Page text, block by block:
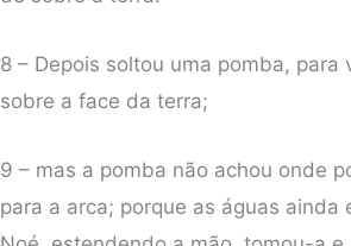
8 – Depois soltou uma pomba,
sobre a face da terra;
9 – mas a pomba não achou onde
para a arca; porque as águas